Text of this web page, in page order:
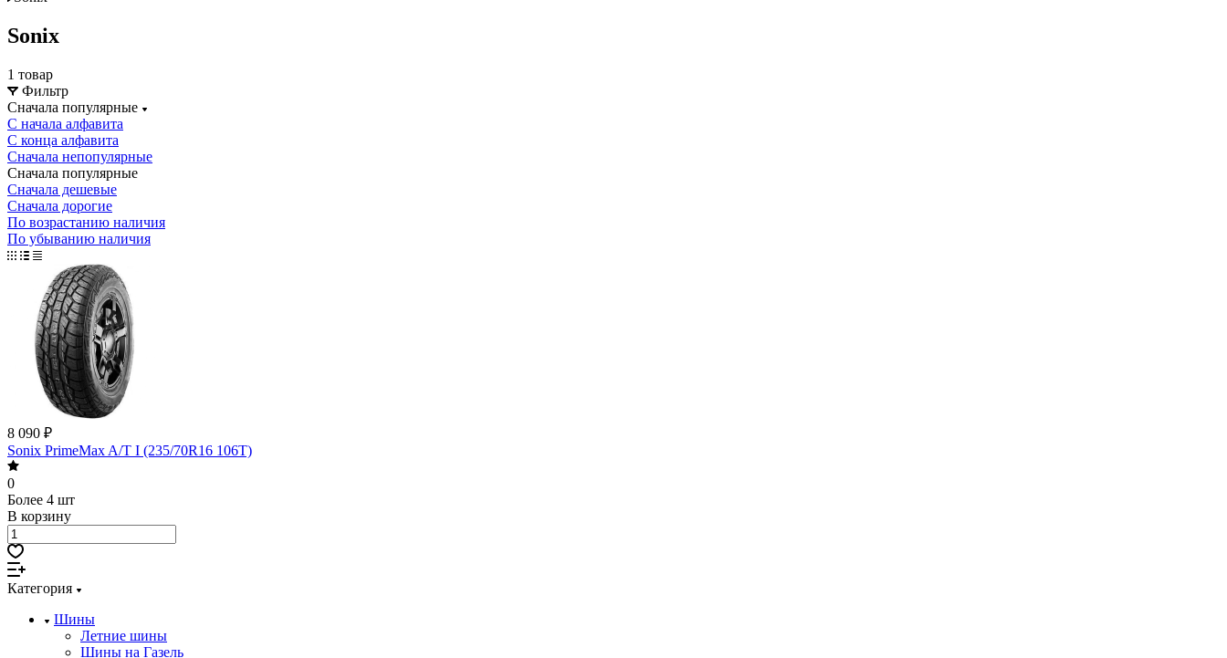
Sonix
1 товар
Фильтр
Сначала популярные
С начала алфавита
С конца алфавита
Сначала непопулярные
Сначала популярные
Сначала дешевые
Сначала дорогие
По возрастанию наличия
По убыванию наличия
8 090 ₽
Sonix PrimeMax A/T I (235/70R16 106T)
0
Более 4 шт
В корзину
Категория
Шины
Летние шины
Шины на Газель